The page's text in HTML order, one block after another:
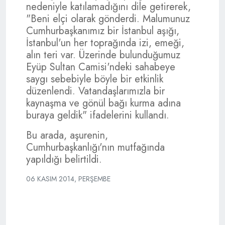
nedeniyle katılamadığını dile getirerek,
"Beni elçi olarak gönderdi. Malumunuz
Cumhurbaşkanımız bir İstanbul aşığı,
İstanbul'un her toprağında izi, emeği,
alın teri var. Üzerinde bulunduğumuz
Eyüp Sultan Camisi'ndeki sahabeye
saygı sebebiyle böyle bir etkinlik
düzenlendi. Vatandaşlarımızla bir
kaynaşma ve gönül bağı kurma adına
buraya geldik" ifadelerini kullandı.
Bu arada, aşurenin,
Cumhurbaşkanlığı'nın mutfağında
yapıldığı belirtildi.
06 KASIM 2014, PERŞEMBE